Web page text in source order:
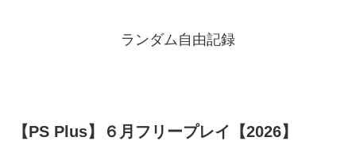
ランダム自由記録
【PS Plus】６月フリープレイ【2026】